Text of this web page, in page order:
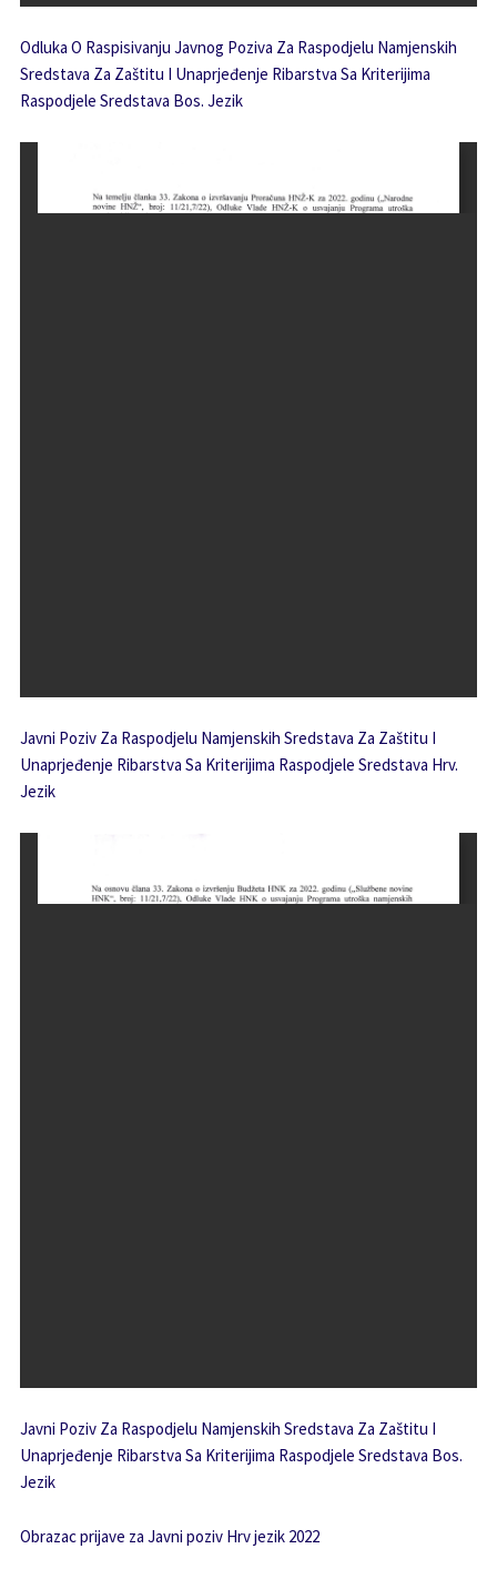
Odluka O Raspisivanju Javnog Poziva Za Raspodjelu Namjenskih
Sredstava Za Zaštitu I Unaprjeđenje Ribarstva Sa Kriterijima
Raspodjele Sredstava Bos. Jezik
Javni Poziv Za Raspodjelu Namjenskih Sredstava Za Zaštitu I
Unaprjeđenje Ribarstva Sa Kriterijima Raspodjele Sredstava Hrv.
Jezik
Javni Poziv Za Raspodjelu Namjenskih Sredstava Za Zaštitu I
Unaprjeđenje Ribarstva Sa Kriterijima Raspodjele Sredstava Bos.
Jezik
Obrazac prijave za Javni poziv Hrv jezik 2022